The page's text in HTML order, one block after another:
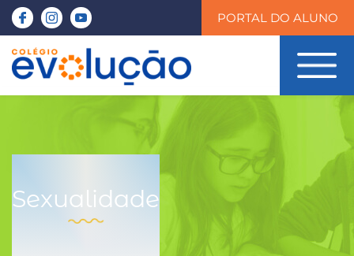
PORTAL DO ALUNO
Sexualidade